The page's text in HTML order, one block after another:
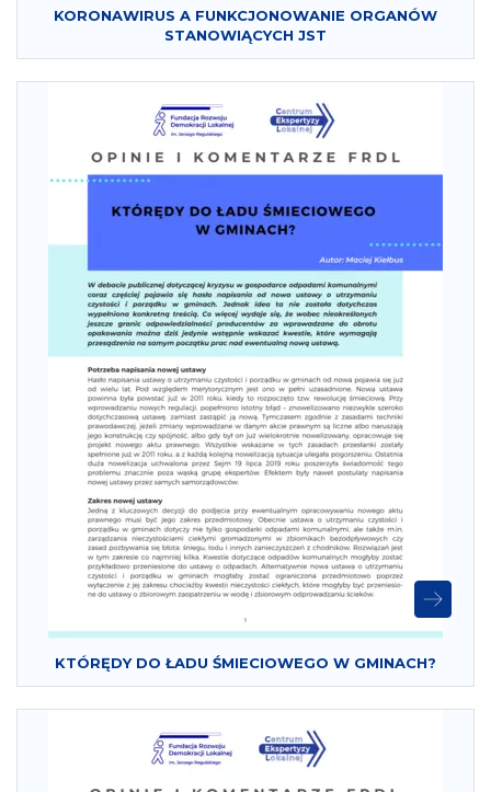
KORONAWIRUS A FUNKCJONOWANIE ORGANÓW
STANOWIĄCYCH JST
KTÓRĘDY DO ŁADU ŚMIECIOWEGO W GMINACH?